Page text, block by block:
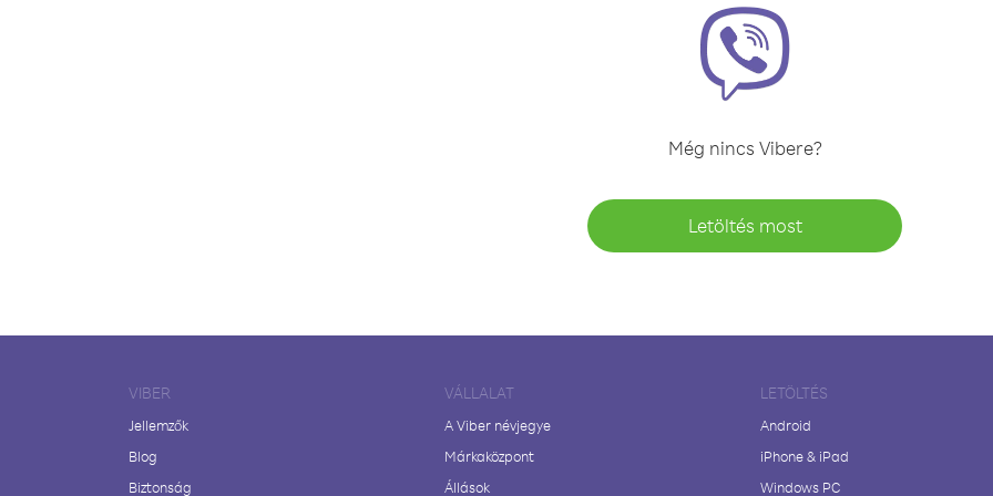
Még nincs Vibere?
Letöltés most
VIBER
Jellemzők
Blog
Biztonság
VÁLLALAT
A Viber névjegye
Márkaközpont
Állások
LETÖLTÉS
Android
iPhone & iPad
Windows PC